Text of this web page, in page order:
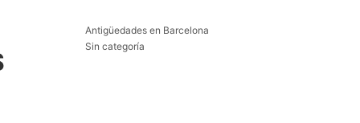
Antigüedades en Barcelona
Sin categoría